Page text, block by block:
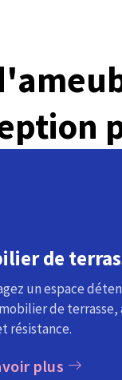
de
un espace
de
résistance.
plus